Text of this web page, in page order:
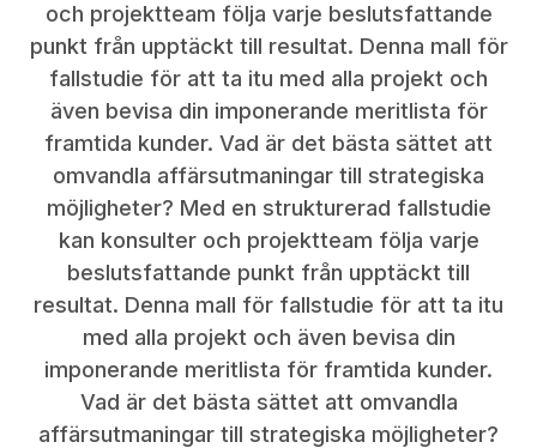
och projektteam följa varje beslutsfattande
punkt från upptäckt till resultat. Denna mall för
fallstudie för att ta itu med alla projekt och
även bevisa din imponerande meritlista för
framtida kunder. Vad är det bästa sättet att
omvandla affärsutmaningar till strategiska
möjligheter? Med en strukturerad fallstudie
kan konsulter och projektteam följa varje
beslutsfattande punkt från upptäckt till
resultat. Denna mall för fallstudie för att ta itu
med alla projekt och även bevisa din
imponerande meritlista för framtida kunder.
Vad är det bästa sättet att omvandla
affärsutmaningar till strategiska möjligheter?